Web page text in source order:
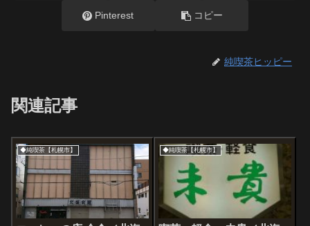
Pinterest コピー
純喫茶ヒッピー
関連記事
◆純喫茶【札幌市】 ◆純喫茶【札幌市】